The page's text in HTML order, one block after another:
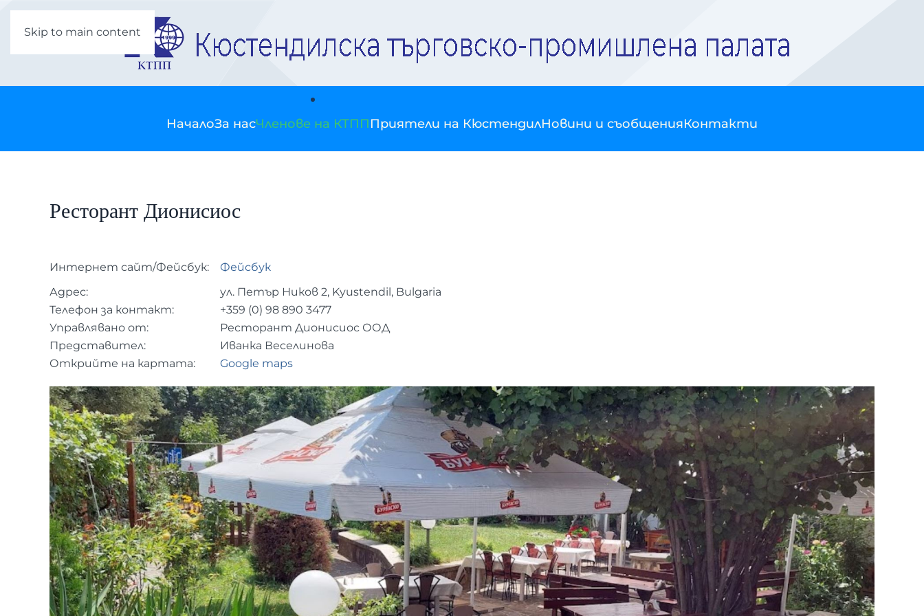
Skip to main content
НачалоЗа насЧленове на КТПППриятели на КюстендилНовини и съобщенияКонтакти
Ресторант Дионисиос
Интернет сайт/Фейсбук:
Фейсбук
Адрес:
ул. Петър Ников 2, Kyustendil, Bulgaria
Телефон за контакт:
+359 (0) 98 890 3477
Управлявано от:
Ресторант Дионисиос ООД
Представител:
Иванка Веселинова
Открийте на картата:
Google maps